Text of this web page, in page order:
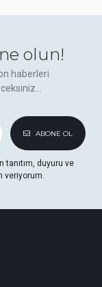
olun!
haberleri
ABONE OL
tanıtım, duyuru ve
veriyorum.